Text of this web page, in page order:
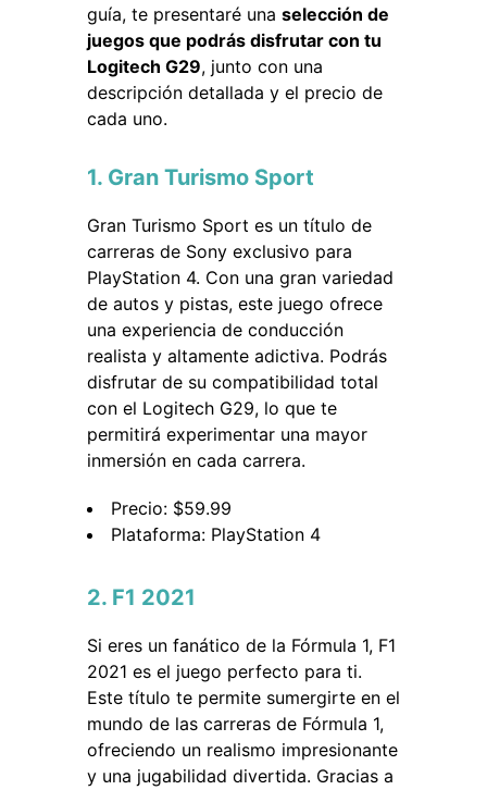
guía, te presentaré una selección de
juegos que podrás disfrutar con tu
Logitech G29, junto con una
descripción detallada y el precio de
cada uno.
1. Gran Turismo Sport
Gran Turismo Sport es un título de
carreras de Sony exclusivo para
PlayStation 4. Con una gran variedad
de autos y pistas, este juego ofrece
una experiencia de conducción
realista y altamente adictiva. Podrás
disfrutar de su compatibilidad total
con el Logitech G29, lo que te
permitirá experimentar una mayor
inmersión en cada carrera.
Precio: $59.99
Plataforma: PlayStation 4
2. F1 2021
Si eres un fanático de la Fórmula 1, F1
2021 es el juego perfecto para ti.
Este título te permite sumergirte en el
mundo de las carreras de Fórmula 1,
ofreciendo un realismo impresionante
y una jugabilidad divertida. Gracias a